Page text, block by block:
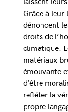
Grâce à leur
dénoncent
droits de
climatique.
matériaux
émouvante
d’être
refléter la
propre